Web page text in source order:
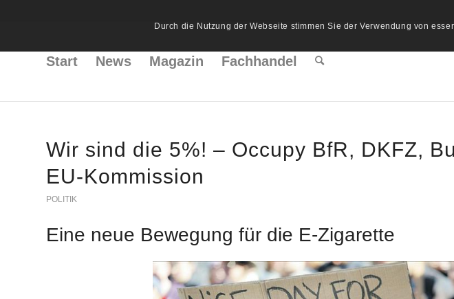
Start News Magazin Fachhandel
Wir sind die 5%! – Occupy BfR, DKFZ,
EU-Kommission
POLITIK
Eine neue Bewegung für die E-Zigarette
Durch die Nutzung der Webseite stimmen Sie der Verwendung von